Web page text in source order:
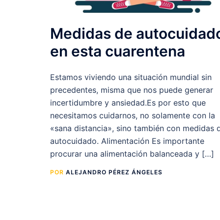
Medidas de
en esta cuarentena
Estamos viviendo una situación mundial sin
precedentes, misma que nos puede generar
incertidumbre y ansiedad.Es por esto que
necesitamos cuidarnos, no solamente con la
«sana distancia», sino también con medidas
autocuidado. Alimentación Es importante
procurar una alimentación balanceada y […]
POR ALEJANDRO PÉREZ ÁNGELES